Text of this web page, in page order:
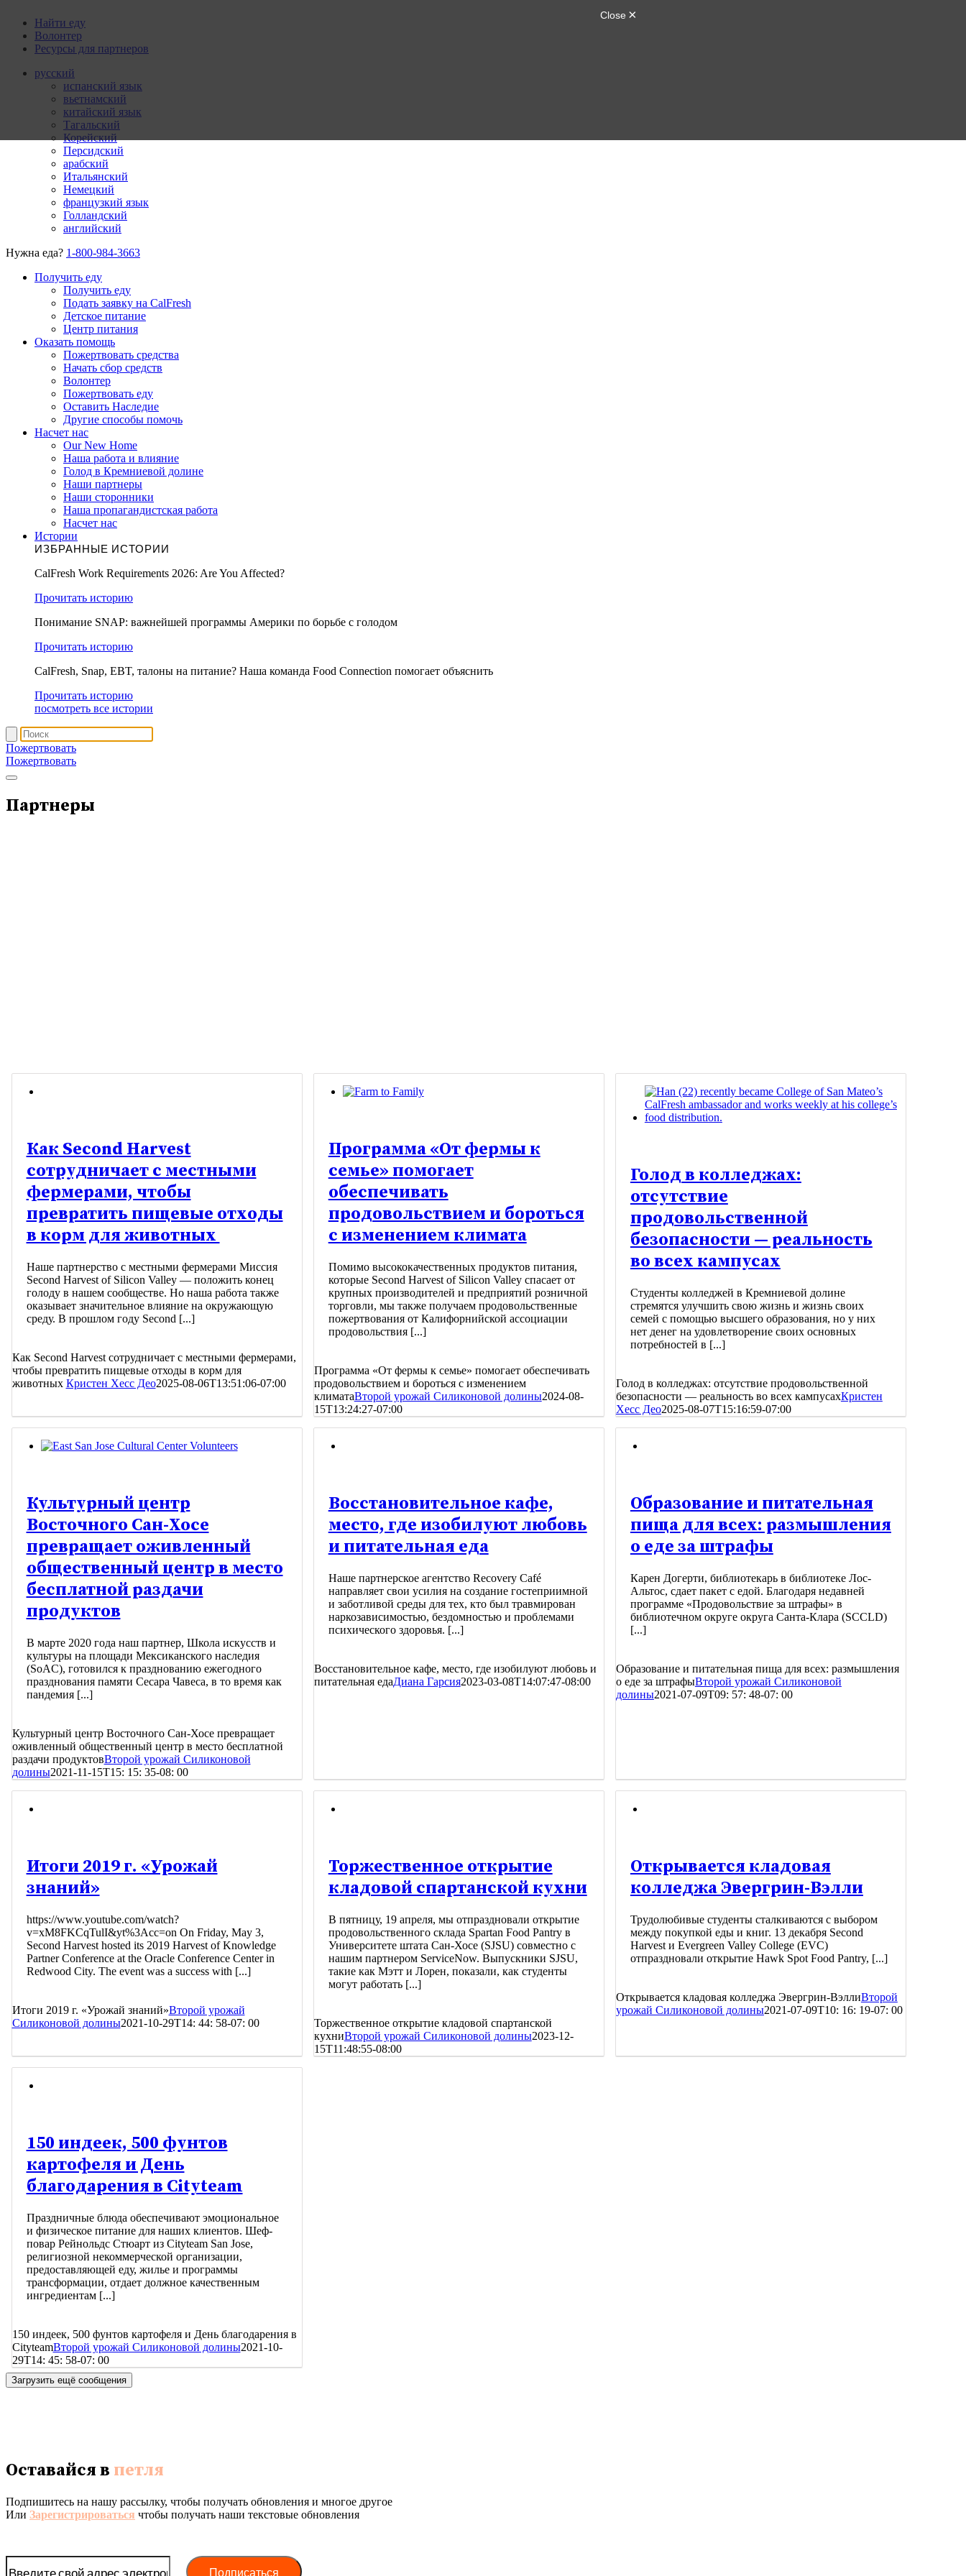
Найти еду
Волонтер
Ресурсы для партнеров
русский
испанский язык
вьетнамский
китайский язык
Тагальский
Корейский
Персидский
арабский
Итальянский
Немецкий
французкий язык
Голландский
английский
Нужна еда? 1-800-984-3663
Получить еду
Получить еду
Подать заявку на CalFresh
Детское питание
Центр питания
Оказать помощь
Пожертвовать средства
Начать сбор средств
Волонтер
Пожертвовать еду
Оставить Наследие
Другие способы помочь
Насчет нас
Our New Home
Наша работа и влияние
Голод в Кремниевой долине
Наши партнеры
Наши сторонники
Наша пропагандистская работа
Насчет нас
Истории
ИЗБРАННЫЕ ИСТОРИИ
CalFresh Work Requirements 2026: Are You Affected?
Прочитать историю
Понимание SNAP: важнейшей программы Америки по борьбе с голодом
Прочитать историю
CalFresh, Snap, EBT, талоны на питание? Наша команда Food Connection помогает объяснить
Прочитать историю
посмотреть все истории
Пожертвовать
Пожертвовать
Партнеры
Как Second Harvest
сотрудничает с местными
фермерами, чтобы
превратить пищевые отходы
в корм для животных
Наше партнерство с местными фермерами Миссия
Second Harvest of Silicon Valley — положить конец
голоду в нашем сообществе. Но наша работа также
оказывает значительное влияние на окружающую
среду. В прошлом году Second [...]
Как Second Harvest сотрудничает с местными фермерами,
чтобы превратить пищевые отходы в корм для
животных Кристен Хесс Део2025-08-06T13:51:06-07:00
Программа «От фермы к
семье» помогает
обеспечивать
продовольствием и бороться
с изменением климата
Помимо высококачественных продуктов питания,
которые Second Harvest of Silicon Valley спасает от
крупных производителей и предприятий розничной
торговли, мы также получаем продовольственные
пожертвования от Калифорнийской ассоциации
продовольствия [...]
Программа «От фермы к семье» помогает обеспечивать
продовольствием и бороться с изменением
климатаВторой урожай Силиконовой долины2024-08-
15T13:24:27-07:00
Голод в колледжах:
отсутствие
продовольственной
безопасности — реальность
во всех кампусах
Студенты колледжей в Кремниевой долине
стремятся улучшить свою жизнь и жизнь своих
семей с помощью высшего образования, но у них
нет денег на удовлетворение своих основных
потребностей в [...]
Голод в колледжах: отсутствие продовольственной
безопасности — реальность во всех кампусахКристен
Хесс Део2025-08-07T15:16:59-07:00
Культурный центр
Восточного Сан-Хосе
превращает оживленный
общественный центр в место
бесплатной раздачи
продуктов
В марте 2020 года наш партнер, Школа искусств и
культуры на площади Мексиканского наследия
(SoAC), готовился к празднованию ежегодного
празднования памяти Сесара Чавеса, в то время как
пандемия [...]
Культурный центр Восточного Сан-Хосе превращает
оживленный общественный центр в место бесплатной
раздачи продуктовВторой урожай Силиконовой
долины2021-11-15T15: 15: 35-08: 00
Восстановительное кафе,
место, где изобилуют любовь
и питательная еда
Наше партнерское агентство Recovery Café
направляет свои усилия на создание гостеприимной
и заботливой среды для тех, кто был травмирован
наркозависимостью, бездомностью и проблемами
психического здоровья. [...]
Восстановительное кафе, место, где изобилуют любовь и
питательная едаДиана Гарсия2023-03-08T14:07:47-08:00
Образование и питательная
пища для всех: размышления
о еде за штрафы
Карен Догерти, библиотекарь в библиотеке Лос-
Альтос, сдает пакет с едой. Благодаря недавней
программе «Продовольствие за штрафы» в
библиотечном округе округа Санта-Клара (SCCLD)
[...]
Образование и питательная пища для всех: размышления
о еде за штрафыВторой урожай Силиконовой
долины2021-07-09T09: 57: 48-07: 00
Итоги 2019 г. «Урожай
знаний»
https://www.youtube.com/watch?
v=xM8FKCqTulI&yt%3Acc=on On Friday, May 3,
Second Harvest hosted its 2019 Harvest of Knowledge
Partner Conference at the Oracle Conference Center in
Redwood City. The event was a success with [...]
Итоги 2019 г. «Урожай знаний»Второй урожай
Силиконовой долины2021-10-29T14: 44: 58-07: 00
Торжественное открытие
кладовой спартанской кухни
В пятницу, 19 апреля, мы отпраздновали открытие
продовольственного склада Spartan Food Pantry в
Университете штата Сан-Хосе (SJSU) совместно с
нашим партнером ServiceNow. Выпускники SJSU,
такие как Мэтт и Лорен, показали, как студенты
могут работать [...]
Торжественное открытие кладовой спартанской
кухниВторой урожай Силиконовой долины2023-12-
15T11:48:55-08:00
Открывается кладовая
колледжа Эвергрин-Вэлли
Трудолюбивые студенты сталкиваются с выбором
между покупкой еды и книг. 13 декабря Second
Harvest и Evergreen Valley College (EVC)
отпраздновали открытие Hawk Spot Food Pantry, [...]
Открывается кладовая колледжа Эвергрин-ВэллиВторой
урожай Силиконовой долины2021-07-09T10: 16: 19-07: 00
150 индеек, 500 фунтов
картофеля и День
благодарения в Cityteam
Праздничные блюда обеспечивают эмоциональное
и физическое питание для наших клиентов. Шеф-
повар Рейнольдс Стюарт из Cityteam San Jose,
религиозной некоммерческой организации,
предоставляющей еду, жилье и программы
трансформации, отдает должное качественным
ингредиентам [...]
150 индеек, 500 фунтов картофеля и День благодарения в
CityteamВторой урожай Силиконовой долины2021-10-
29T14: 45: 58-07: 00
Загрузить ещё сообщения
Оставайся в петля
Подпишитесь на нашу рассылку, чтобы получать обновления и многое другое
Или Зарегистрироваться чтобы получать наши текстовые обновления